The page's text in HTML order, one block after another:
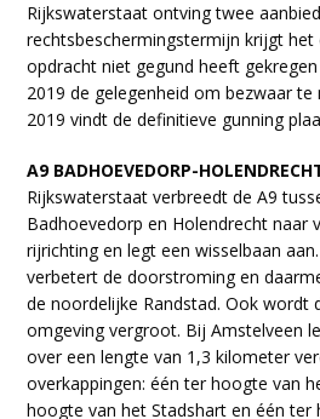
Rijkswaterstaat ontving twee
rechtsbeschermingstermijn krijgt
opdracht niet gegund heeft
2019 de gelegenheid om bezwaar
2019 vindt de definitieve gunning
A9 BADHOEVEDORP-
Rijkswaterstaat verbreedt de A9
Badhoevedorp en Holendrecht naar
rijrichting en legt een wisselbaan
verbetert de doorstroming en
de noordelijke Randstad. Ook wordt
omgeving vergroot. Bij Amstelveen
over een lengte van 1,3 kilometer
overkappingen: één ter hoogte van
hoogte van het Stadshart en één ter